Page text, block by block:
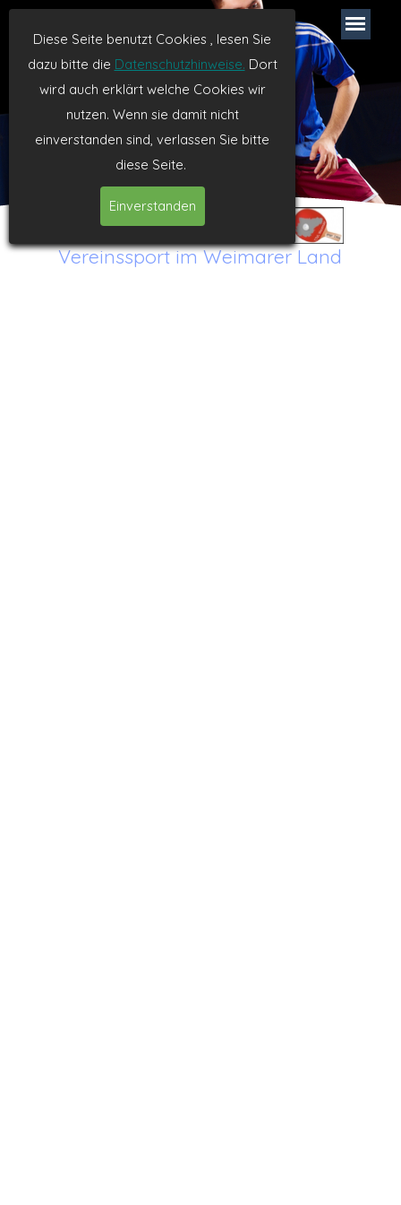
Tischtennis seit 1994
TTVL Weimar
Vereinssport im Weimarer Land
Diese Seite benutzt Cookies , lesen Sie
dazu bitte die Datenschutzhinweise. Dort
wird auch erklärt welche Cookies wir
nutzen. Wenn sie damit nicht
einverstanden sind, verlassen Sie bitte
diese Seite.
Einverstanden